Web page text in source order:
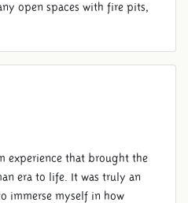
open spaces with fire pits,
experience that brought the
era to life. It was truly an
immerse myself in how